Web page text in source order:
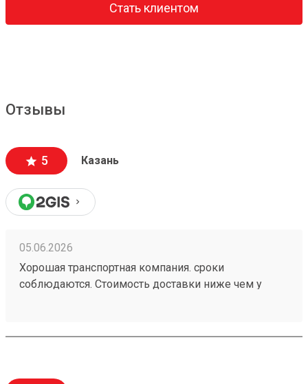
Стать клиентом
Отзывы
5 Казань
05.06.2026
Хорошая транспортная компания. сроки
соблюдаются. Стоимость доставки ниже чем у
260472502